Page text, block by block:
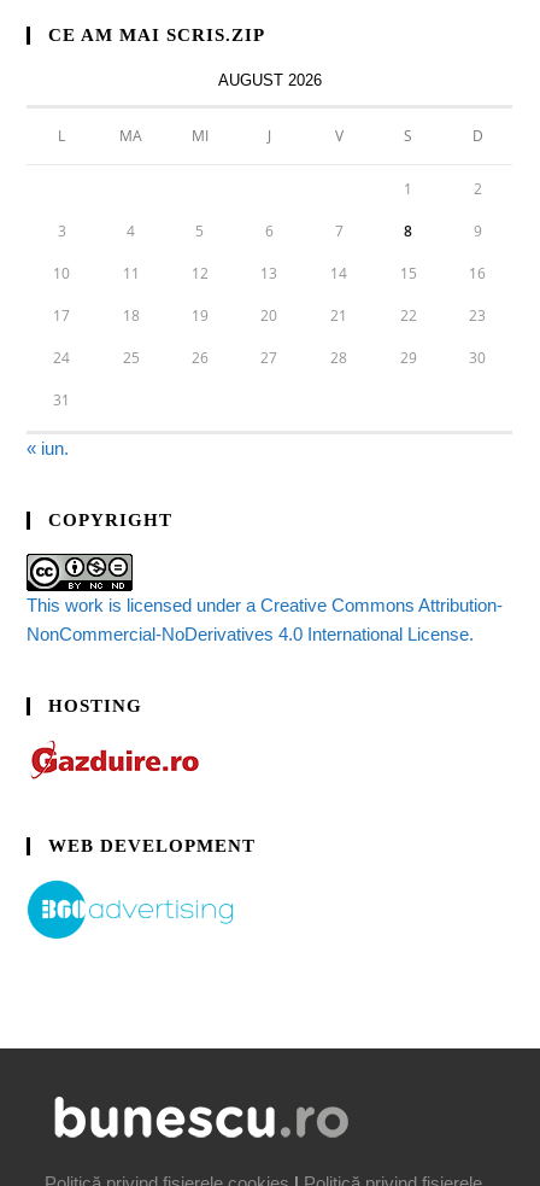
CE AM MAI SCRIS.ZIP
AUGUST 2026
L MA MI J V S D
1 2
3 4 5 6 7 8 9
10 11 12 13 14 15 16
17 18 19 20 21 22 23
24 25 26 27 28 29 30
31
« iun.
COPYRIGHT
This work is licensed under a Creative Commons Attribution-
NonCommercial-NoDerivatives 4.0 International License.
HOSTING
WEB DEVELOPMENT